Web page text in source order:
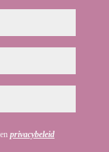
privacybeleid